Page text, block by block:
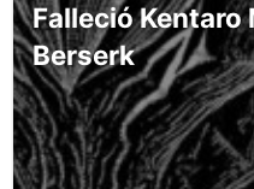
Falleció Kentaro
Berserk